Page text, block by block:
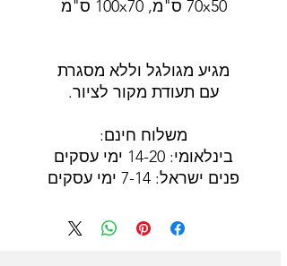
70x50 ס"מ, 100x70 ס"מ
מגיע מגולגל וללא מסגרת
עם תעודת מקור לציור.
משלוח חינם:
בינלאומי: 14-20 ימי עסקים
פנים ישראל: 7-14 ימי עסקים